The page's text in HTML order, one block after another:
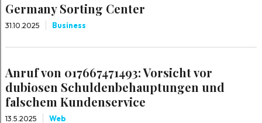
Germany Sorting Center
31.10.2025 Business
Anruf von 017667471493: Vorsicht vor
dubiosen Schuldenbehauptungen und
falschem Kundenservice
13.5.2025 Web